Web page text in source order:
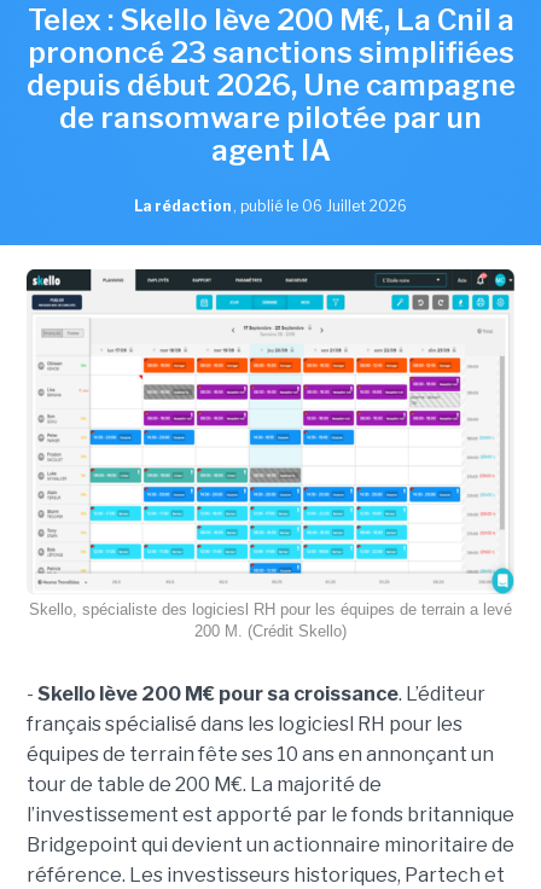
Telex : Skello lève 200 M€, La Cnil a
prononcé 23 sanctions simplifiées
depuis début 2026, Une campagne
de ransomware pilotée par un
agent IA
La rédaction , publié le 06 Juillet 2026
Skello, spécialiste des logiciesl RH pour les équipes de terrain a levé
200 M. (Crédit Skello)
- Skello lève 200 M€ pour sa croissance. L’éditeur
français spécialisé dans les logiciesl RH pour les
équipes de terrain fête ses 10 ans en annonçant un
tour de table de 200 M€. La majorité de
l’investissement est apporté par le fonds britannique
Bridgepoint qui devient un actionnaire minoritaire de
référence. Les investisseurs historiques, Partech et